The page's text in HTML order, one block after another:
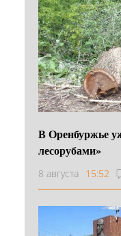
В Оренбуржье
лесорубами»
8 августа 15:52